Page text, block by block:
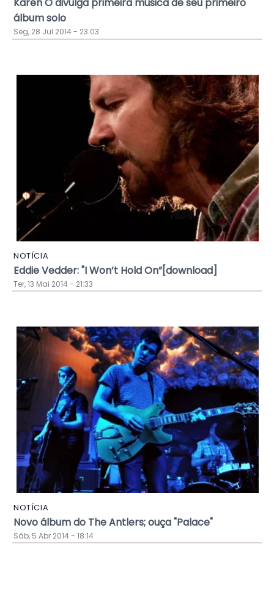
Karen O divulga primeira música de seu primeiro
álbum solo
Seg, 28 Jul 2014 - 23:03
NOTÍCIA
Eddie Vedder: "I Won’t Hold On”[download]
Ter, 13 Mai 2014 - 21:33
NOTÍCIA
Novo álbum do The Antlers; ouça "Palace"
Sáb, 5 Abr 2014 - 18:14